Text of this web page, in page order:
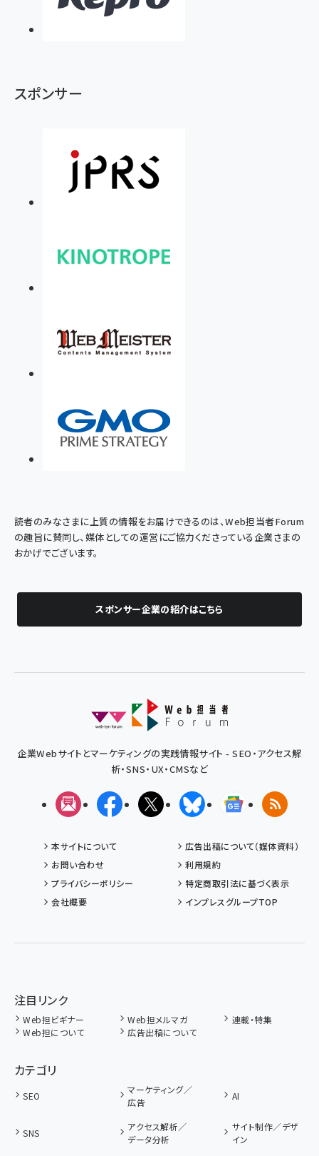
スポンサー
読者のみなさまに上質の情報をお届けできるのは、Web担当者Forum
の趣旨に賛同し、媒体としての運営にご協力くださっている企業さまの
おかげでございます。
スポンサー企業の紹介はこちら
企業Webサイトとマーケティングの実践情報サイト - SEO・アクセス解
析・SNS・UX・CMSなど
メルマガFacebookX(エックス)BlueskyGoogleニュ
RSS
本サイトについて
広告出稿について（媒体資料）
お問い合わせ
利用規約
プライバシーポリシー
特定商取引法に基づく表示
会社概要
インプレスグループTOP
注目リンク
Web担ビギナー Web担メルマガ
連載・特集
Web担について
広告出稿について
カテゴリ
SEO
マーケティング／
広告
AI
SNS
アクセス解析／
データ分析
サイト制作／デザ
イン